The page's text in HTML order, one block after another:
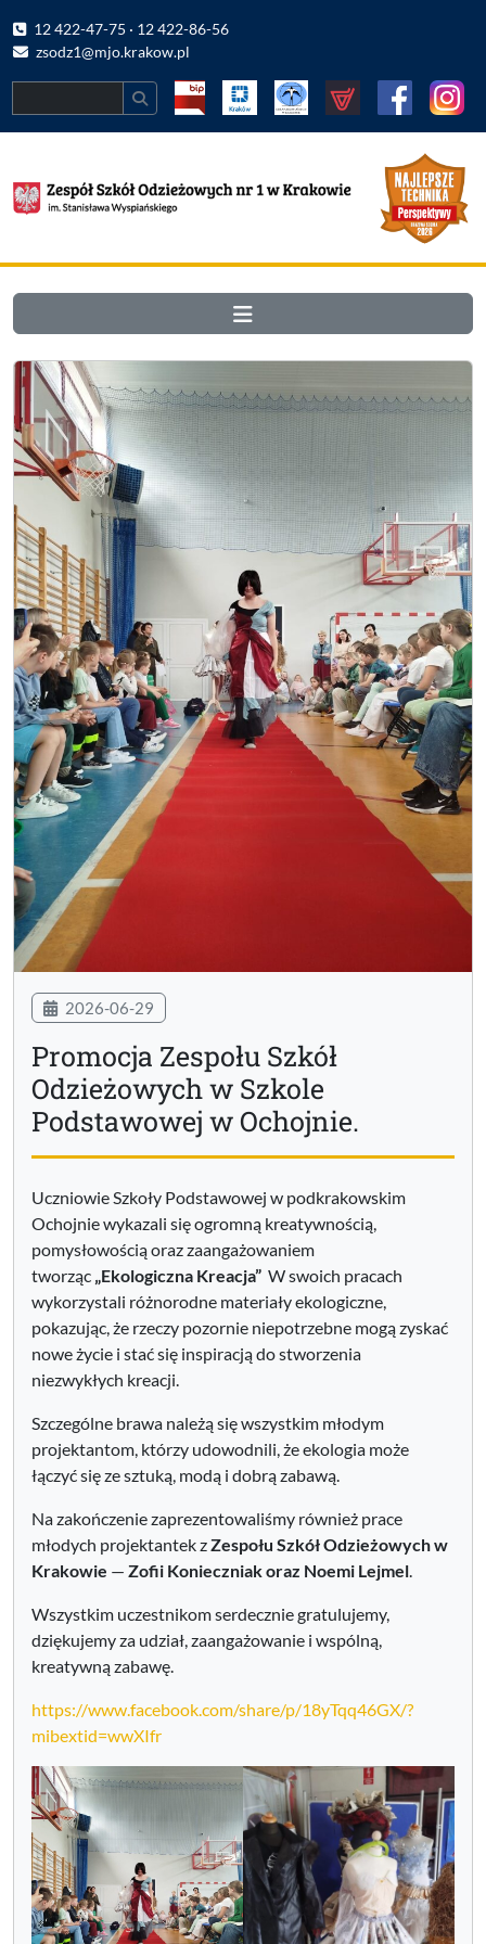
12 422-47-75 · 12 422-86-56
zsodz1@mjo.krakow.pl
2026-06-29
Promocja Zespołu Szkół
Odzieżowych w Szkole
Podstawowej w Ochojnie.
Uczniowie Szkoły Podstawowej w podkrakowskim
Ochojnie wykazali się ogromną kreatywnością,
pomysłowością oraz zaangażowaniem
tworząc „Ekologiczna Kreacja” W swoich pracach
wykorzystali różnorodne materiały ekologiczne,
pokazując, że rzeczy pozornie niepotrzebne mogą zyskać
nowe życie i stać się inspiracją do stworzenia
niezwykłych kreacji.
Szczególne brawa należą się wszystkim młodym
projektantom, którzy udowodnili, że ekologia może
łączyć się ze sztuką, modą i dobrą zabawą.
Na zakończenie zaprezentowaliśmy również prace
młodych projektantek zZespołu Szkół Odzieżowych w
Krakowie — Zofii Konieczniak oraz Noemi Lejmel.
Wszystkim uczestnikom serdecznie gratulujemy,
dziękujemy za udział, zaangażowanie i wspólną,
kreatywną zabawę.
https://www.facebook.com/share/p/18yTqq46GX/?
mibextid=wwXIfr